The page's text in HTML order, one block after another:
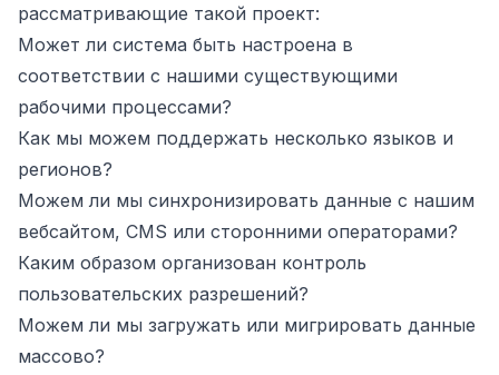
рассматривающие такой проект:
Может ли система быть настроена в
соответствии с нашими существующими
рабочими процессами?
Как мы можем поддержать несколько языков и
регионов?
Можем ли мы синхронизировать данные с нашим
вебсайтом, CMS или сторонними операторами?
Каким образом организован контроль
пользовательских разрешений?
Можем ли мы загружать или мигрировать данные
массово?